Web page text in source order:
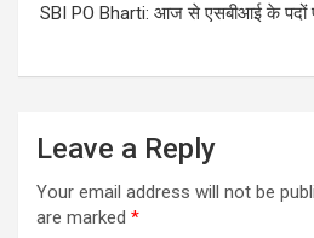
SBI PO Bharti: आज से एसबीआई के
Leave a Reply
Your email address will not be
are marked *